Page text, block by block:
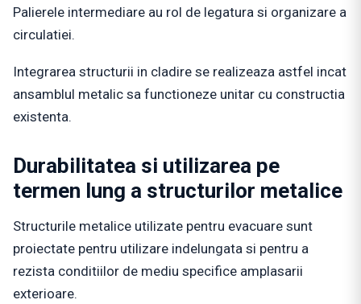
Palierele intermediare au rol de legatura si organizare a
circulatiei.
Integrarea structurii in cladire se realizeaza astfel incat
ansamblul metalic sa functioneze unitar cu constructia
existenta.
Durabilitatea si utilizarea pe
termen lung a structurilor metalice
Structurile metalice utilizate pentru evacuare sunt
proiectate pentru utilizare indelungata si pentru a
rezista conditiilor de mediu specifice amplasarii
exterioare.